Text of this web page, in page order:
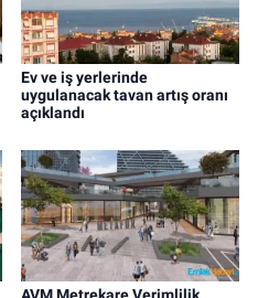
Ev ve iş yerlerinde
uygulanacak tavan artış oranı
açıklandı